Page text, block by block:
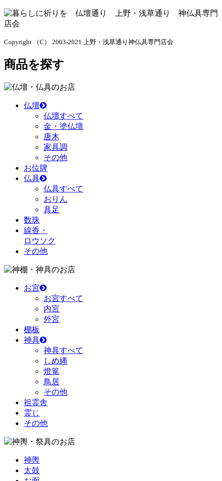
Copyright （C） 2003-2021 上野・浅草通り神仏具専門店会
商品を探す
のお店
仏壇
仏壇すべて
金・塗仏壇
唐木
家具調
その他
お位牌
仏具
仏具すべて
おりん
具足
数珠
線香・
ロウソク
その他
のお店
お宮
お宮すべて
内宮
外宮
棚板
神具
神具すべて
しめ縄
燈篭
鳥居
その他
祖霊舎
霊じ
その他
のお店
神輿
太鼓